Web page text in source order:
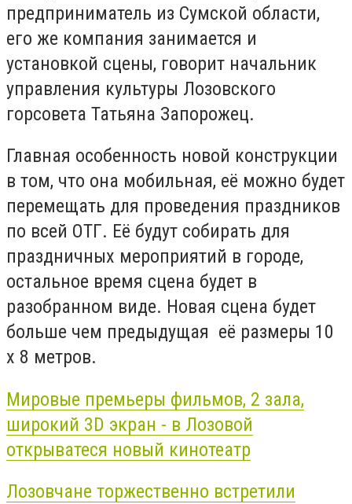
предприниматель из Сумской области,
его же компания занимается и
установкой сцены, говорит начальник
управления культуры Лозовского
горсовета Татьяна Запорожец.
Главная особенность новой конструкции
в том, что она мобильная, её можно будет
перемещать для проведения праздников
по всей ОТГ. Её будут собирать для
праздничных мероприятий в городе,
остальное время сцена будет в
разобранном виде. Новая сцена будет
больше чем предыдущая её размеры 10
х 8 метров.
Мировые премьеры фильмов, 2 зала,
широкий 3D экран - в Лозовой
открыватеся новый кинотеатр
Лозовчане торжественно встретили